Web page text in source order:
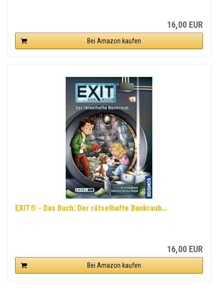
16,00 EUR
Bei Amazon kaufen
EXIT® - Das Buch: Der rätselhafte Bankraub...
16,00 EUR
Bei Amazon kaufen